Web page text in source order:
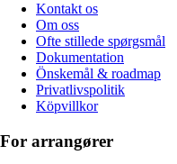
Kontakt os
Om oss
Ofte stillede spørgsmål
Dokumentation
Önskemål & roadmap
Privatlivspolitik
Köpvillkor
For arrangører